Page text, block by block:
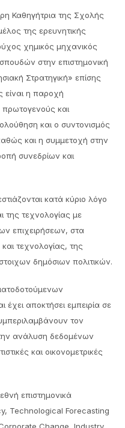
Καθηγήτρια της Σχολής
της ερευνητικής
χημικός μηχανικός
στην επιστημονική
Στρατηγική» επίσης
είναι η παροχή
πρωτογενούς και
και ο συντονισμός
και η συμμετοχή στην
συνεδρίων και
κατά κύριο λόγο
της τεχνολογίας με
επιχειρήσεων, στα
τεχνολογίας, της
δημόσιων πολιτικών.
αποκτήσει εμπειρία σε
τον
ανάλυση δεδομένων
και οικονομετρικές
επιστημονικά
Technological Forecasting